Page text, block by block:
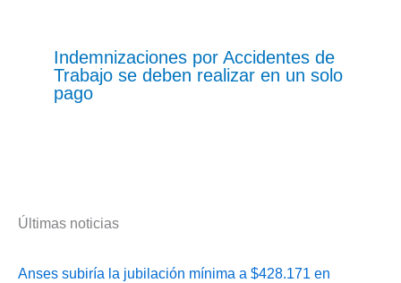
Indemnizaciones por Accidentes de
Trabajo se deben realizar en un solo
pago
Últimas noticias
Anses subiría la jubilación mínima a $428.171 en